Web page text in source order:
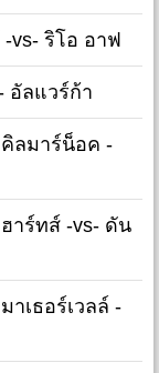
-vs- ริโอ อาฟ
อัลแวร์ก้า
ลมาร์น็อค -
าร์ทส์ -vs- ดัน
เธอร์เวลล์ -